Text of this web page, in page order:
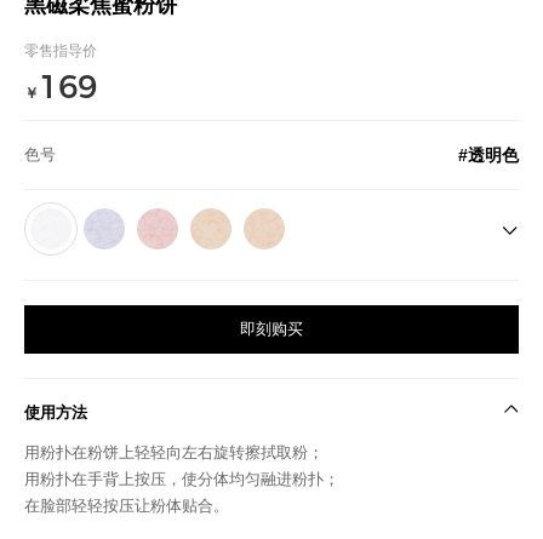
零售指导价
￥ 169
色号 #透明色
即刻购买
使用方法
用粉扑在粉饼上轻轻向左右旋转擦拭取粉；
用粉扑在手背上按压，使分体均匀融进粉扑；
在脸部轻轻按压让粉体贴合。